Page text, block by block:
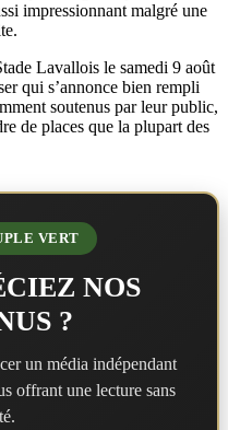
impressionnant malgré une
Lavallois le samedi 9 août
qui s’annonce bien rempli
soutenus par leur public,
de places que la plupart des
VERT
NOS
?
un média indépendant
offrant une lecture sans